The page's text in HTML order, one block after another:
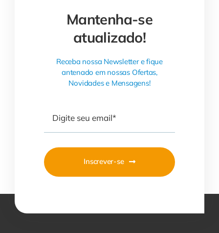
Mantenha-se
atualizado!
Receba nossa Newsletter e fique
antenado em nossas Ofertas,
Novidades e Mensagens!
Inscrever-se